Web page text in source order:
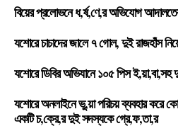
বিয়ের প্রলোভনে ধ,র্ষ,ণে,র অভিযোগ আদালতের
যশোরে চাচাদের জালে ৭ গোল, দুই রাজহাঁস
যশোরে ডিবির অভিযানে ১০৫ পিস ই,য়া,বা,সহ
যশোরে অনলাইনে ভু,য়া পরিচয় ব্যবহার করে
একটি চ,ক্রে,র দুই সদস্যকে গ্রে,ফ,তা,র